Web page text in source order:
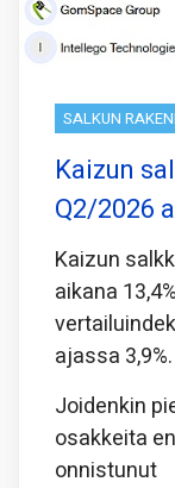
SALKUN
Kaizun
Q2/2026
Kaizun
aikana
ajassa 3,9%.
Joidenkin
osakkeita
onnistunut